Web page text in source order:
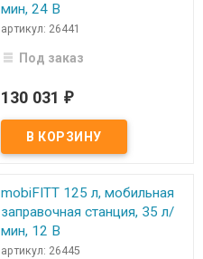
мин, 24 В
артикул: 26441
Под заказ
130 031 ₽
mobiFITT 125 л, мобильная
заправочная станция, 35 л/
мин, 12 В
артикул: 26445